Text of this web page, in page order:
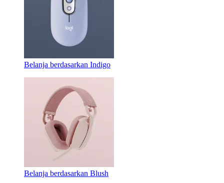
Belanja berdasarkan Indigo
Belanja berdasarkan Blush